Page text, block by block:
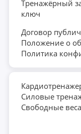
Тренажёрный
ключ
Договор
Положение о
Политика
Силовые
Свободные веса